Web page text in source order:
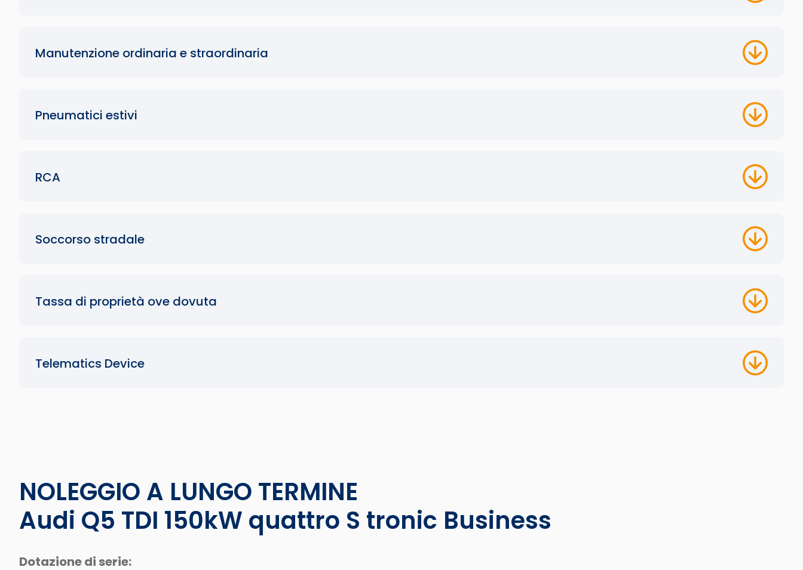
Manutenzione ordinaria e straordinaria
Pneumatici estivi
RCA
Soccorso stradale
Tassa di proprietà ove dovuta
Telematics Device
NOLEGGIO A LUNGO TERMINE
Audi Q5 TDI 150kW quattro S tronic Business
Dotazione di serie: